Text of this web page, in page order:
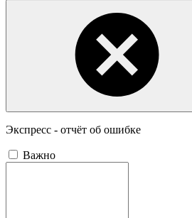
Экспресс - отчёт об ошибке
Важно